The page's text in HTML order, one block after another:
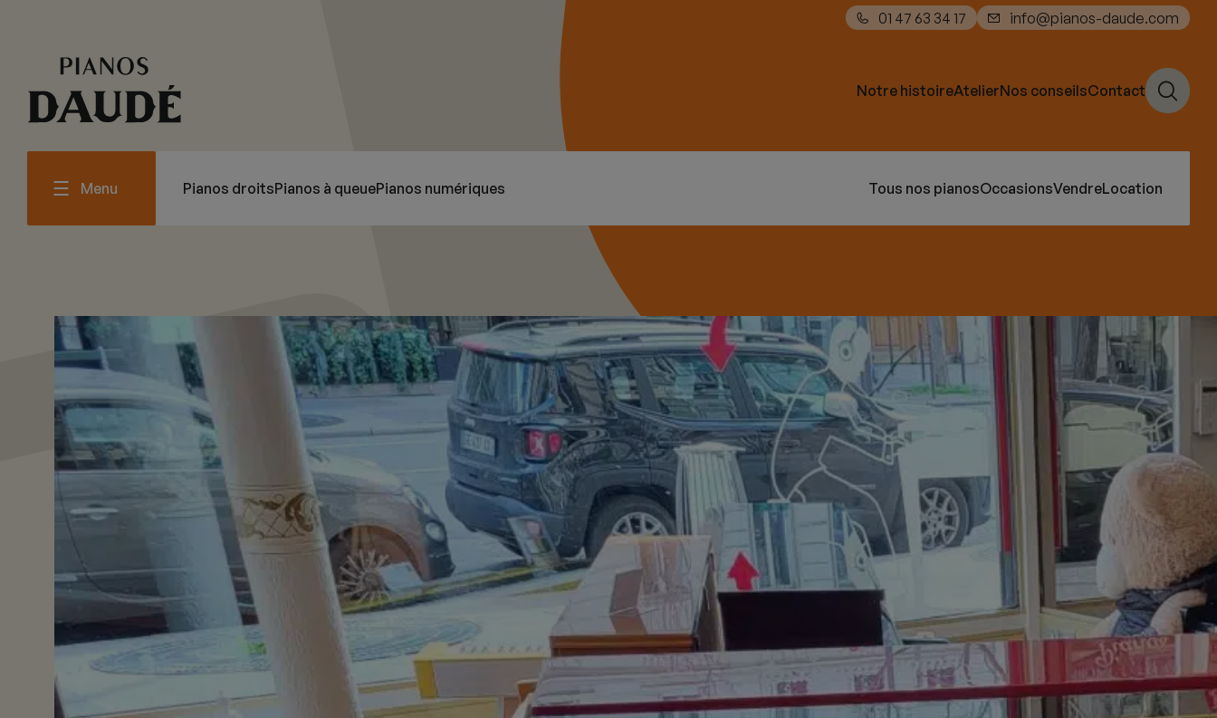
01 47 63 34 17 info@pianos-daude.com
Notre histoireAtelierNos conseilsContact
Menu Pianos droitsPianos à queuePianos numériques Tous nos pianosOccasionsVendreLocation